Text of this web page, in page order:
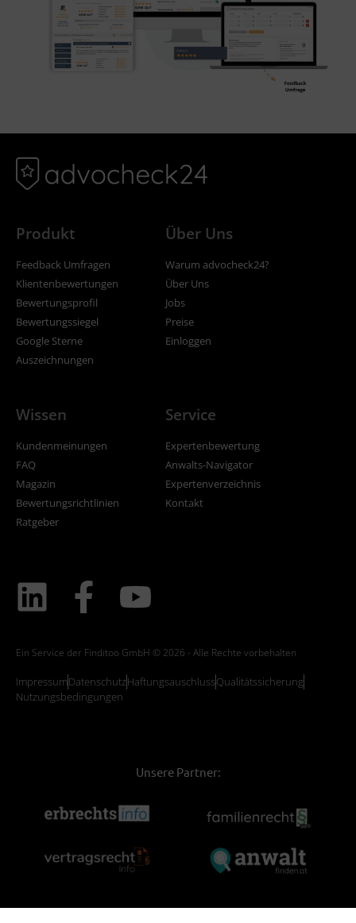
Produkt
Feedback Umfragen
Klientenbewertungen
Bewertungsprofil
Bewertungssiegel
Google Sterne
Auszeichnungen
Über Uns
Warum advocheck24?
Über Uns
Jobs
Preise
Einloggen
Wissen
Kundenmeinungen
FAQ
Magazin
Bewertungsrichtlinien
Ratgeber
Service
Expertenbewertung
Anwalts-Navigator
Expertenverzeichnis
Kontakt
Ein Service der Finditoo GmbH © 2026 - Alle Rechte vorbehalten
ImpressumDatenschutzHaftungsauschlussQualitätssicherung
Nutzungsbedingungen
Unsere Partner: